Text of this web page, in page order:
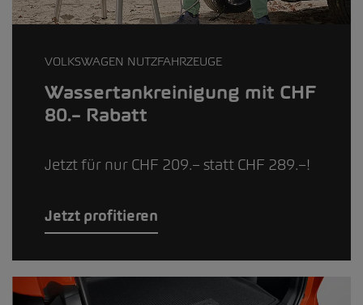
VOLKSWAGEN NUTZFAHRZEUGE
Wassertankreinigung mit CHF
80.– Rabatt
Jetzt für nur CHF 209.– statt CHF 289.–!
Jetzt profitieren